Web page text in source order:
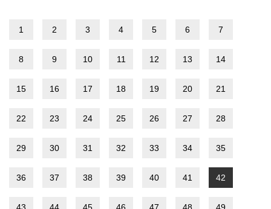
1 2 3 4 5 6 7
8 9 10 11 12 13 14
15 16 17 18 19 20 21
22 23 24 25 26 27 28
29 30 31 32 33 34 35
36 37 38 39 40 41 42